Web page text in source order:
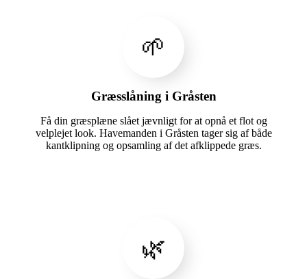
🌱
Græsslåning i Gråsten
Få din græsplæne slået jævnligt for at opnå et flot og
velplejet look. Havemanden i Gråsten tager sig af både
kantklipning og opsamling af det afklippede græs.
🌿